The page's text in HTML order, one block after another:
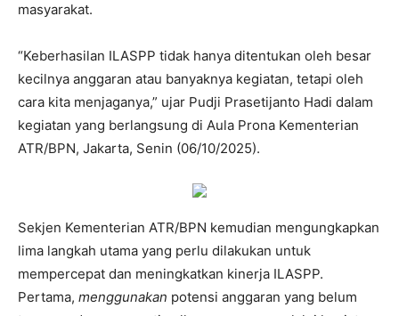
masyarakat.
“Keberhasilan ILASPP tidak hanya ditentukan oleh besar
kecilnya anggaran atau banyaknya kegiatan, tetapi oleh
cara kita menjaganya,” ujar Pudji Prasetijanto Hadi dalam
kegiatan yang berlangsung di Aula Prona Kementerian
ATR/BPN, Jakarta, Senin (06/10/2025).
Sekjen Kementerian ATR/BPN kemudian mengungkapkan
lima langkah utama yang perlu dilakukan untuk
mempercepat dan meningkatkan kinerja ILASPP.
Pertama, menggunakan potensi anggaran yang belum